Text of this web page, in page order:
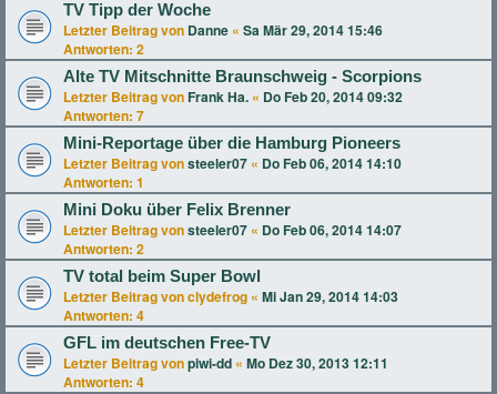
TV Tipp der Woche
Letzter Beitrag von Danne « Sa Mär 29, 2014 15:46
Antworten: 2
Alte TV Mitschnitte Braunschweig - Scorpions
Letzter Beitrag von Frank Ha. « Do Feb 20, 2014 09:32
Antworten: 7
Mini-Reportage über die Hamburg Pioneers
Letzter Beitrag vonsteeler07 « Do Feb 06, 2014 14:10
Antworten: 1
Mini Doku über Felix Brenner
Letzter Beitrag vonsteeler07 « Do Feb 06, 2014 14:07
Antworten: 2
TV total beim Super Bowl
Letzter Beitrag vonclydefrog « Mi Jan 29, 2014 14:03
Antworten: 4
GFL im deutschen Free-TV
Letzter Beitrag vonpiwi-dd « Mo Dez 30, 2013 12:11
Antworten: 4